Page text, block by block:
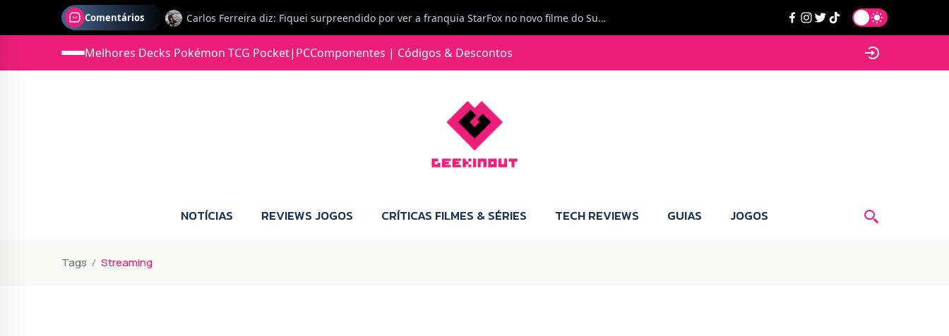
Comentários Carlos Ferreira diz: Fiquei surpreendido por ver a franquia StarFox no novo filme do Super Mario Galaxy - O filme. Boa! O tema de espaço está de novo na moda.
Jonas diz: Estou seriamente com vontade para comprar para a Switch 2 :P
Melhores Decks Pokémon TCG Pocket| PCComponentes | Códigos & Descontos
NOTÍCIAS REVIEWS JOGOS CRÍTICAS FILMES & SÉRIES TECH REVIEWS GUIAS JOGOS
Tags Streaming